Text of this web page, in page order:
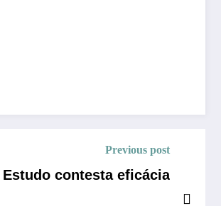
Previous post
contesta eficácia